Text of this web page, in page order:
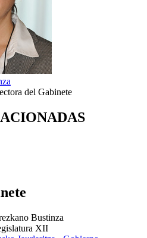
del Gabinete
Bustinza
XII